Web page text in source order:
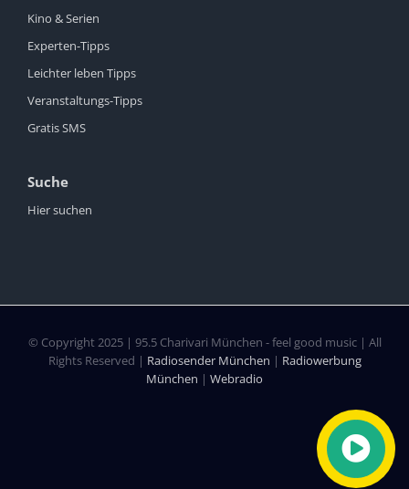
Kino & Serien
Experten-Tipps
Leichter leben Tipps
Veranstaltungs-Tipps
Gratis SMS
Suche
Hier suchen
© Copyright 2025 | 95.5 Charivari München - feel good music | All
Rights Reserved | Radiosender München | Radiowerbung
München | Webradio